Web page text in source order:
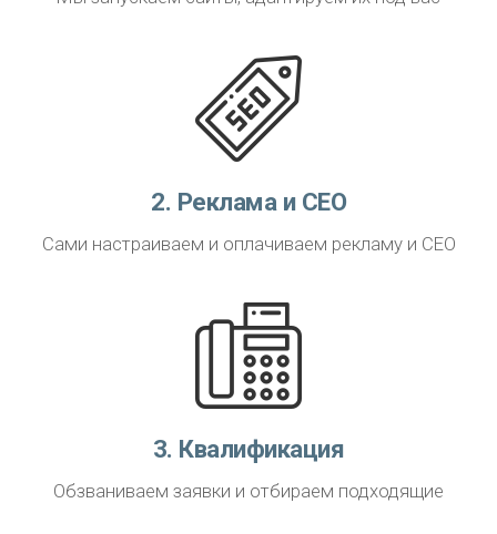
2. Реклама и СЕО
Сами настраиваем и оплачиваем рекламу и СЕО
3. Квалификация
Обзваниваем заявки и отбираем подходящие